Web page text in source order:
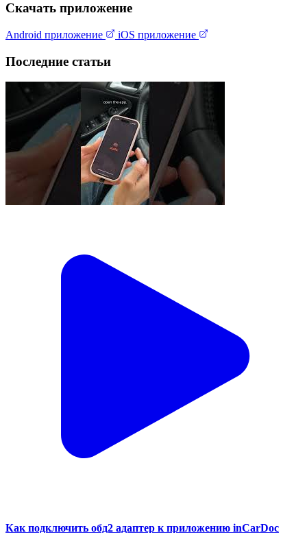
Скачать приложение
Android приложение iOS приложение
Последние статьи
Как подключить обд2 адаптер к приложению inCarDoc